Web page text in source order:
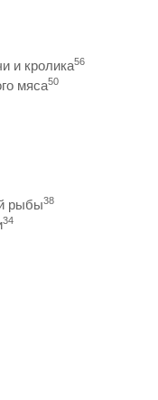
и кролика56
мяса50
рыбы38
34